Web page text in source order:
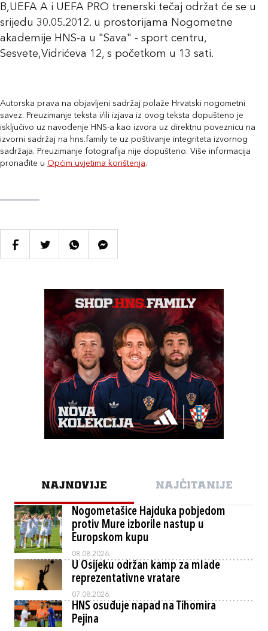
B,UEFA A i UEFA PRO trenerski tečaj održat će se u
srijedu 30.05.2012. u prostorijama Nogometne
akademije HNS-a u "Sava" - sport centru,
Sesvete,Vidrićeva 12, s početkom u 13 sati.
Autorska prava na objavljeni sadržaj polaže Hrvatski nogometni
savez. Preuzimanje teksta i/ili izjava iz ovog teksta dopušteno je
isključivo uz navođenje HNS-a kao izvora uz direktnu poveznicu na
izvorni sadržaj na hns.family te uz poštivanje integriteta izvornog
sadržaja. Preuzimanje fotografija nije dopušteno. Više informacija
pronađite u Općim uvjetima korištenja.
NAJNOVIJE NAJČITANIJE
Nogometašice Hajduka pobjedom
protiv Mure izborile nastup u
Europskom kupu
08.08.2026.
U Osijeku održan kamp za mlade
reprezentativne vratare
07.08.2026.
HNS osuđuje napad na Tihomira
Pejina